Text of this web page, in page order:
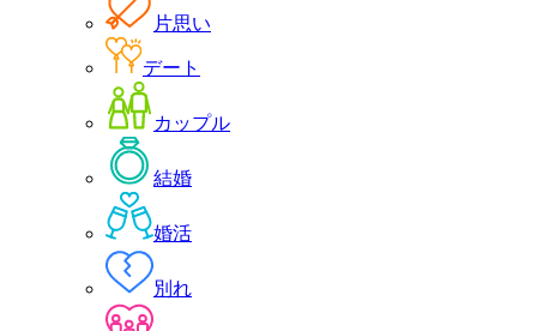
片思い
デート
カップル
結婚
婚活
別れ